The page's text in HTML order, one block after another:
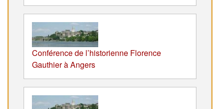
Conférence de l’historienne Florence
Gauthier à Angers